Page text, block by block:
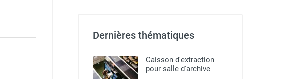
Dernières thématiques
Caisson d'extraction
pour salle d'archive